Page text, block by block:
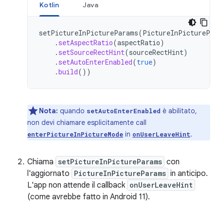
Kotlin Java
setPictureInPictureParams(
. setAspectRatio(aspectRatio)
. setSourceRectHint(sourceRectHint)
. setAutoEnterEnabled(true)
.build())
Nota: quando setAutoEnterEnabled è abilitato,
non devi chiamare esplicitamente call
enterPictureInPictureMode in onUserLeaveHint.
Chiama setPictureInPictureParams con
l'aggiornato PictureInPictureParams in anticipo.
L'app non attende il callback onUserLeaveHint
(come avrebbe fatto in Android 11).